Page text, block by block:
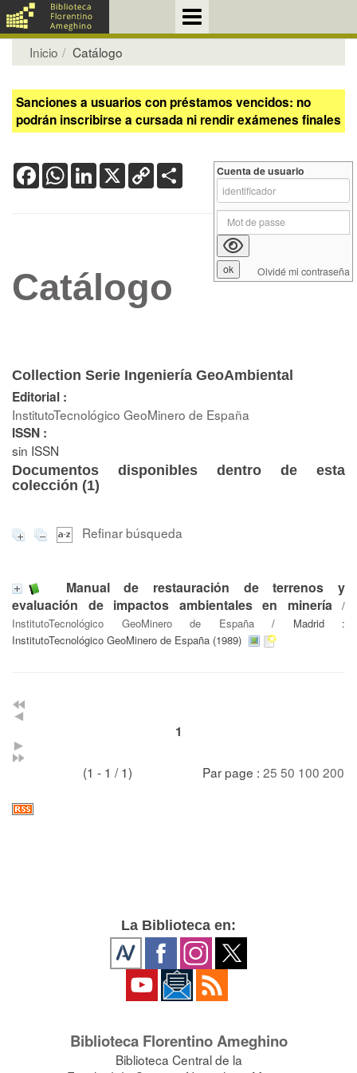
Inicio Catálogo
Sanciones a usuarios con préstamos vencidos: no
podrán inscribirse a cursada ni rendir exámenes finales
FacebookWhatsApp
LinkedIn
X Copy
Link
Catálogo
Collection Serie Ingeniería GeoAmbiental
Editorial :
InstitutoTecnológico GeoMinero de España
ISSN :
sin ISSN
Documentos disponibles dentro de esta
colección (1)
Refinar búsqueda
Manual de restauración de terrenos y
evaluación de impactos ambientales en minería/
InstitutoTecnológico GeoMinero de España/ Madrid :
InstitutoTecnológico GeoMinero de España (1989)
1
(1 - 1 / 1) Par page : 25 50 100 200
Cuenta de usuario
Olvidé mi contraseña
La Biblioteca en:
Biblioteca Florentino Ameghino
Biblioteca Central de la